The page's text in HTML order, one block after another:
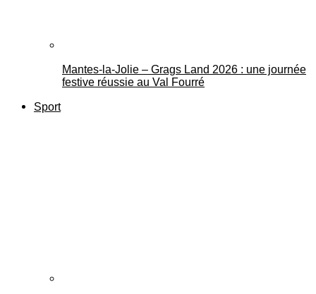
Mantes-la-Jolie – Grags Land 2026 : une journée
festive réussie au Val Fourré
Sport